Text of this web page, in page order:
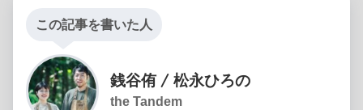
この記事を書いた人
銭谷侑 / 松永ひろの
the Tandem